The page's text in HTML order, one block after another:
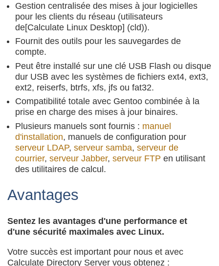
Gestion centralisée des mises à jour logicielles
pour les clients du réseau (utilisateurs
de[Calculate Linux Desktop] (cld)).
Fournit des outils pour les sauvegardes de
compte.
Peut être installé sur une clé USB Flash ou disque
dur USB avec les systèmes de fichiers ext4, ext3,
ext2, reiserfs, btrfs, xfs, jfs ou fat32.
Compatibilité totale avec Gentoo combinée à la
prise en charge des mises à jour binaires.
Plusieurs manuels sont fournis : manuel
d'installation, manuels de configuration pour
serveur LDAP, serveur samba, serveur de
courrier, serveur Jabber, serveur FTP en utilisant
des utilitaires de calcul.
Avantages
Sentez les avantages d'une performance et
d'une sécurité maximales avec Linux.
Votre succès est important pour nous et avec
Calculate Directory Server vous obtenez :